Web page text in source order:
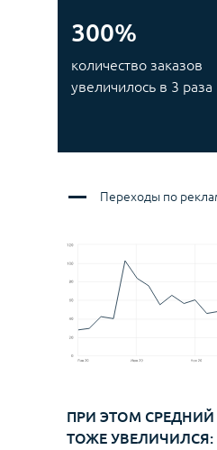
количество заказов
увеличилось в 3 раза
300%
Переходы по
ПРИ ЭТОМ
ТОЖЕ УВЕЛИЧИЛСЯ: